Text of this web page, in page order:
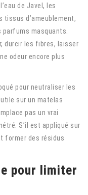
de Javel, les
tissus d’ameublement,
parfums masquants.
durcir les fibres, laisser
odeur encore plus
pour neutraliser les
sur un matelas
pas un vrai
S’il est appliqué sur
former des résidus
pour limiter